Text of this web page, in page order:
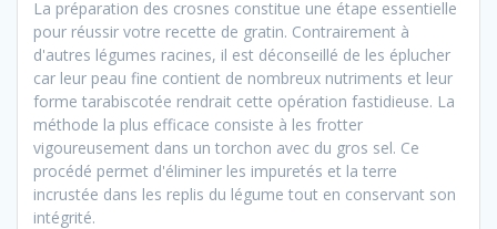
La préparation des crosnes constitue une étape essentielle
pour réussir votre recette de gratin. Contrairement à
d'autres légumes racines, il est déconseillé de les éplucher
car leur peau fine contient de nombreux nutriments et leur
forme tarabiscotée rendrait cette opération fastidieuse. La
méthode la plus efficace consiste à les frotter
vigoureusement dans un torchon avec du gros sel. Ce
procédé permet d'éliminer les impuretés et la terre
incrustée dans les replis du légume tout en conservant son
intégrité.